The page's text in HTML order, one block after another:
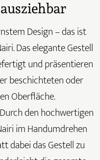
Design – das ist
Das elegante Gestell
und präsentieren
beschichteten oder
Oberfläche.
den hochwertigen
im Handumdrehen
dabei das Gestell zu